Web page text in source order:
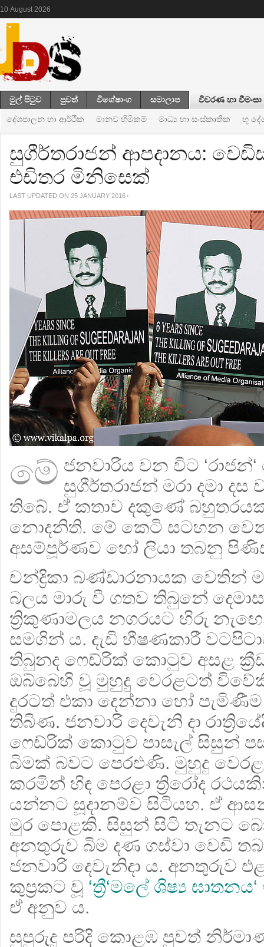
10 August 2026
මුල් පිටුව පුවත් විශේෂාංග සමාලාප විවරණ හා වීමංසා
දේශපාලන හා ආර්ථික මානව හිමිකම් මාධ්‍ය හා සංස්කෘතික භූ
සුගීර්තරාජන් ආපදානය:
එඩිතර මිනිසෙක්
LAST UPDATED ON 25 JANUARY 2016
මේ ජනවාරිය වන විට
සුගීර්තරාජන් මරා දමා
තිබේ. ඒ කතාව දකුණේ
නොදනිති. මේ කෙටි සටහන
අසම්පූර්ණව හෝ ලියා තබනු
චන්ද්‍රිකා බණ්ඩාරනායක වෙතින්
බලය මාරු වී ගතව තිබුනේ
ත්‍රිකුණාමලය නගරයට හිරු
සමගින් ය. දැඩි භීෂණකාරී
තිබුනද ෆෙඩ්රික් කොටුව අසළ
ඔබ්බෙහි වූ මුහුදු වෙරළටත්
දුරටත් එකා දෙන්නා හෝ
තිබිණ. ජනවාරි දෙවැනි දා
ෆෙඩ්රික් කොටුව පාසැල් සිසුන්
බිමක් බවට පෙරළුණි. මුහුදු
කරමින් හිඳ පෙරළා ත්‍රිරෝද
යන්නට සූදානම්ව සිටියහ. ඒ
මුර පොළකි. සිසුන් සිටි තැනට
අනතුරුව බිම දණ ගස්වා වෙඩි
ජනවාරි දෙවැනිදා ය. අනතුරුව
කුප්‍ර‍කට වූ ‘ත්‍රී‘මලේ ශිෂ්‍ය ඝාතනය‘
ඒ අනුව ය.
සුපුරුදු පරිදි කොළඹ පුවත්